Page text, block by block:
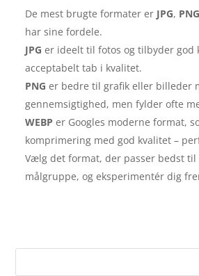
De mest brugte formater er JPG, PNG
har sine fordele.
JPG er ideelt til fotos og tilbyder god
acceptabelt tab i kvalitet.
PNG er bedre til grafik eller billeder
gennemsigtighed, men fylder ofte
WEBP er Googles moderne format,
komprimering med god kvalitet –
Vælg det format, der passer bedst
målgruppe, og eksperimentér dig